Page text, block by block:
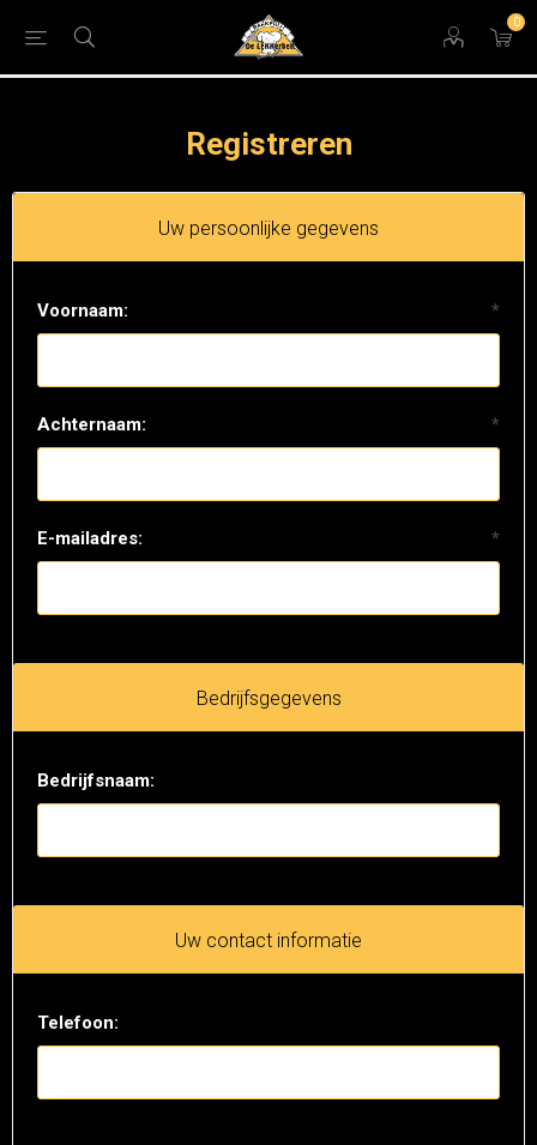
0
Registreren
Uw persoonlijke gegevens
Voornaam: *
Achternaam: *
E-mailadres: *
Bedrijfsgegevens
Bedrijfsnaam:
Uw contact informatie
Telefoon: